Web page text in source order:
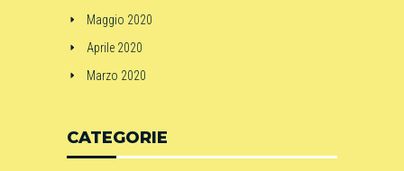
Maggio 2020
Aprile 2020
Marzo 2020
CATEGORIE